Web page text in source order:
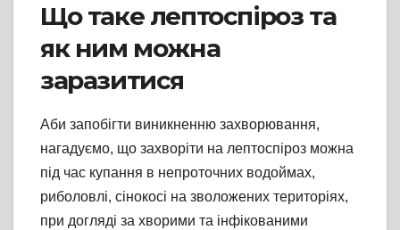
Що таке лептоспіроз та
як ним можна
заразитися
Аби запобігти виникненню захворювання,
нагадуємо, що захворіти на лептоспіроз можна
під час купання в непроточних водоймах,
риболовлі, сінокосі на зволожених територіях,
при догляді за хворими та інфікованими